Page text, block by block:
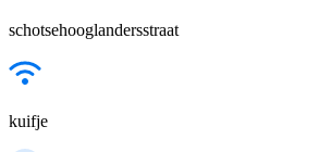
schotsehooglandersstraat
kuifje